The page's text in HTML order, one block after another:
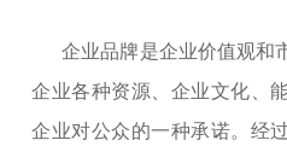
企业品牌是企业价值观和
企业各种资源、企业文化、
企业对公众的一种承诺。经